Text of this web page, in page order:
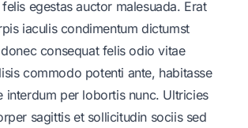
egestas auctor malesuada. Erat
iaculis condimentum dictumst
consequat felis odio vitae
commodo potenti ante, habitasse
interdum per lobortis nunc. Ultricies
sagittis et sollicitudin sociis sed